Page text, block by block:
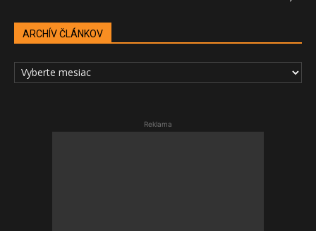
ARCHÍV ČLÁNKOV
ARCHÍV
ČLÁNKOV
Reklama